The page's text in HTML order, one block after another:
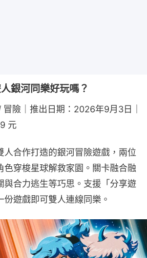
銀河同樂好玩嗎？
險｜推出日期：2026年9月3日｜
元
人合作打造的銀河冒險遊戲，兩位
色穿梭星球解救家園。關卡融合融
與合力逃生等巧思。支援「分享遊
遊戲即可雙人連線同樂。